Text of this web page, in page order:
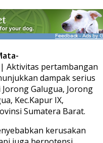
Aktivitas pertambangan
dampak serius
Galugua, Jorong
Kec.Kapur IX,
Sumatera Barat.
kerusakan